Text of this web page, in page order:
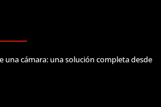
una cámara: una solución completa desde